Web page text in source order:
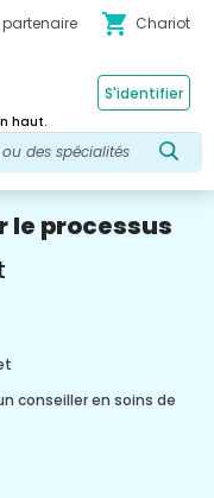
shopping_cart Chariot
haut.
S'identifier
le processus
conseiller en soins de